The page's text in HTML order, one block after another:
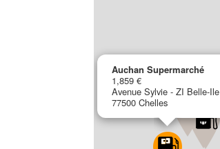
Auchan Supermarché
1,859 €
Avenue Sylvie - ZI Belle-Ile
77500 Chelles